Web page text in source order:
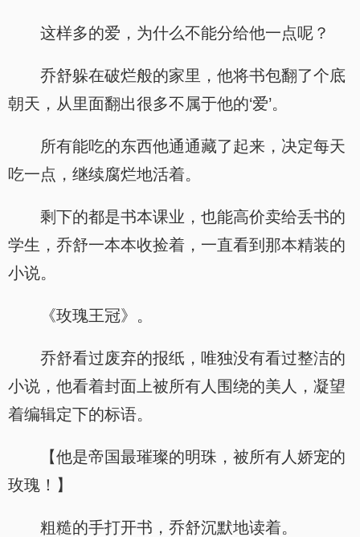
这样多的爱，为什么不能分给他一点呢？
乔舒躲在破烂般的家里，他将书包翻了个底
朝天，从里面翻出很多不属于他的‘爱’。
所有能吃的东西他通通藏了起来，决定每天
吃一点，继续腐烂地活着。
剩下的都是书本课业，也能高价卖给丢书的
学生，乔舒一本本收捡着，一直看到那本精装的
小说。
《玫瑰王冠》。
乔舒看过废弃的报纸，唯独没有看过整洁的
小说，他看着封面上被所有人围绕的美人，凝望
着编辑定下的标语。
【他是帝国最璀璨的明珠，被所有人娇宠的
玫瑰！】
粗糙的手打开书，乔舒沉默地读着。